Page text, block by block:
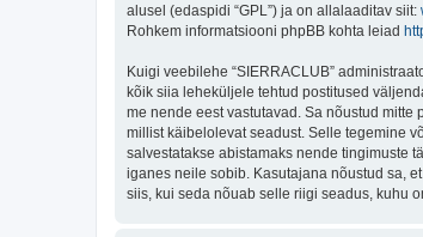
alusel (edaspidi “GPL”) ja on allalaaditav siit:
Rohkem informatsiooni phpBB kohta leiad
Kuigi veebilehe “SIERRACLUB”
kõik siia leheküljele tehtud postitused
me nende eest vastutavad. Sa nõustud
millist käibelolevat seadust. Selle tegemine
salvestatakse abistamaks nende tingimuste
iganes neile sobib. Kasutajana nõustud sa,
siis, kui seda nõuab selle riigi seadus, kuhu